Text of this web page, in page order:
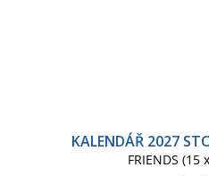
KALENDÁŘ 2027
FRIENDS (15